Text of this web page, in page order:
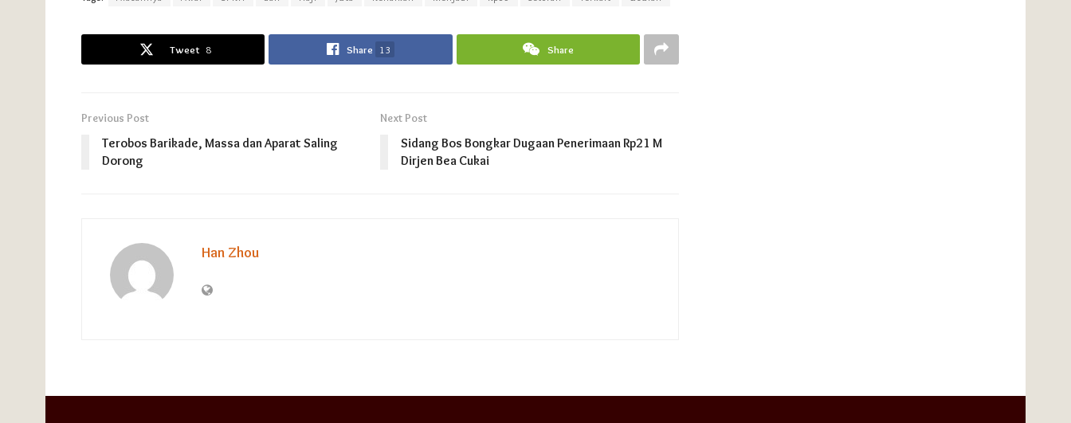
Tweet 8 Share 13 Share
Previous Post
Terobos Barikade, Massa dan Aparat Saling
Dorong
Next Post
Sidang Bos Bongkar Dugaan Penerimaan Rp21 M
Dirjen Bea Cukai
Han Zhou